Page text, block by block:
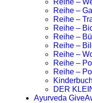
Reihe –
Reihe –
Reihe –
Reihe –
Reihe –
Reihe –
Reihe –
Reihe –
Reihe –
Kinderbuch
DER
Ayurveda